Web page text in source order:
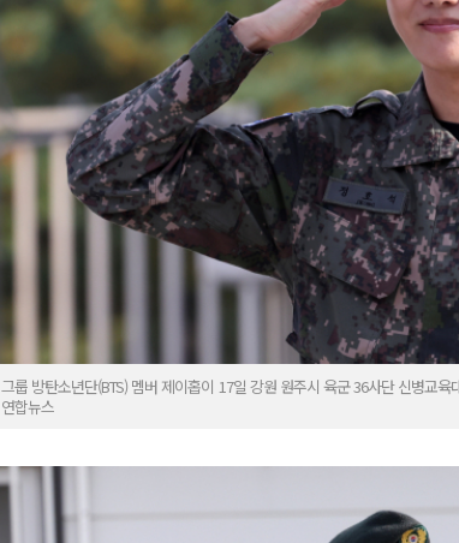
그룹 방탄소년단(BTS) 멤버 제이홉이 17일 강원 원주시 육군 36사단 신병교
연합뉴스